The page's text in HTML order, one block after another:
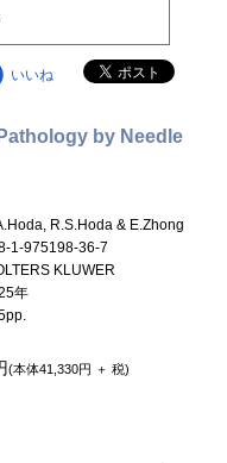
いいね
by Needle
R.S.Hoda & E.Zhong
1-975198-36-7
KLUWER
年
(本体41,330円 ＋ 税)